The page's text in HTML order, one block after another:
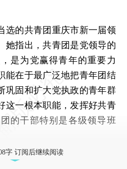
的共青团重庆市新一届领
她指出，共青团是党领导的
是为党赢得青年的重要力
能在于最广泛地把青年团结
巩固和扩大党执政的青年群
这一根本职能，发挥好共青
的干部特别是各级领导班
字 订阅后继续阅读